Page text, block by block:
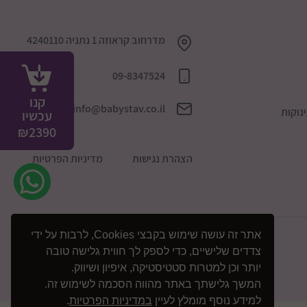
אתר זה עושה שימוש בקבצי Cookies, לרבות על ידי
צדדים שלישיים, כדי לספק לך חווית גלישה טובה
יותר וכן למטרות סטטיסטיקה, איפיון ושיווק.
המשך גלישתך באתר מהווה הסכמה לשימוש זה.
למידע נוסף מומלץ לעיין במדיניות הפרטיות.
קנו
עכשיו
₪2390
מדרחוב קראוזה 1 נתניה 4240110
09-8347524
info@babystav.co.il
הצהרת נגישות מדיניות הפרטיות